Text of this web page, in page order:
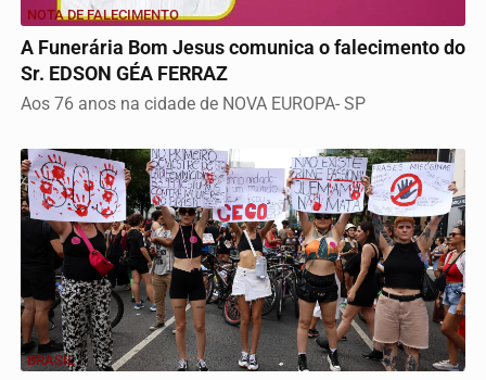
NOTA DE FALECIMENTO
A Funerária Bom Jesus comunica o falecimento do
Sr. EDSON GÉA FERRAZ
Aos 76 anos na cidade de NOVA EUROPA- SP
BRASIL